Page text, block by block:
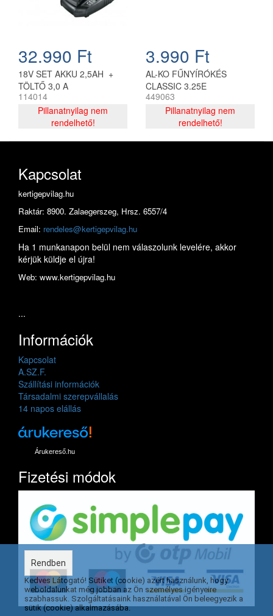
32.990 Ft
18V SET AKKU 2,5AH +
TÖLTŐ 3,0 A
114014
Pillanatnyilag nem
rendelhető!
3.990 Ft
AL-KO FŰNYÍRÓKÉS
CLASSIC 3.25E
449063
Pillanatnyilag nem
rendelhető!
Kapcsolat
kertigepvilag.hu
Raktár: 8900. Zalaegerszeg, Hrsz. 6557/4
Email: rendeles@kertigepvilag.hu
Ha 1 munkanapon belül nem válaszolunk levelére, akkor
kérjük küldje el újra!
Web: www.kertigepvilag.hu
...
Információk
Kapcsolat
A.SZ.F.
Szállítási információk
Társadalmi szerepvállalás
14 napos elállás
Árukereső.hu
Fizetési módok
Rendben
Kedves Látogató! Sütiket (cookie) azért használunk, hogy
weboldalunkat még jobban az Ön személyes igényeire
szabhassuk. Szolgáltatásaink használatával Ön beleegyezik a
sütik (cookie) alkalmazásába.